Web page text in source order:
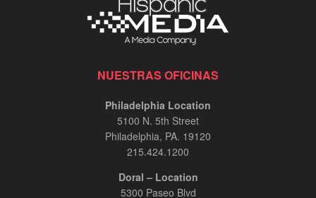
NUESTRAS OFICINAS
Philadelphia Location
5100 N. 5th Street
Philadelphia, PA. 19120
215.424.1200
Doral – Location
5300 Paseo Blvd